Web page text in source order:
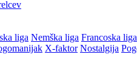
liga Nemška liga Francoska liga
X-faktor Nostalgija